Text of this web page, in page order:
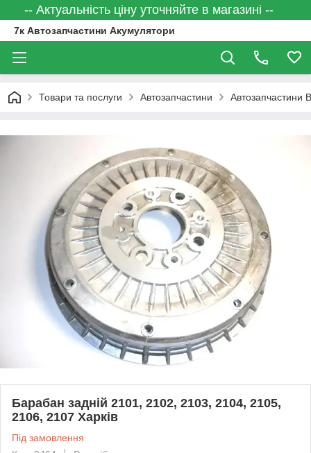
-- Актуальність ціну уточняйте в магазині --
7к Автозапчастини Акумулятори
Товари та послуги Автозапчастини Автозапчастини
Барабан задній 2101, 2102, 2103, 2104, 2105,
2106, 2107 Харків
Під замовлення